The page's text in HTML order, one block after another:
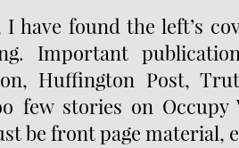
have found the left’s
Important
Huffington Post,
few stories on Occupy
be front page material,